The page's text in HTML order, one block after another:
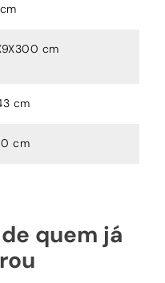
cm
cm
cm
quem já